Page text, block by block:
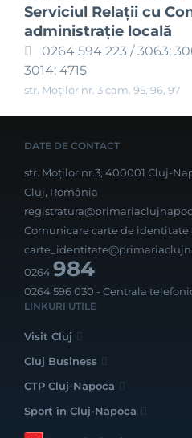
Serviciul Relaţii cu
administraţie locală
0264 594 223 / 3063;
3014; 4715
str. Moților nr. 3 cam. 95, 96, 97
DATE DE CONTACT
str. Moților nr.3, 400001 Cluj-
Cluj, România
Comunicare carte de identitate
0264984
0264 596 030 - Centrala
LINKURI UTILE
Visit Cluj
Cluj Business
CTP Cluj-Napoca
Sport în Cluj-Napoca